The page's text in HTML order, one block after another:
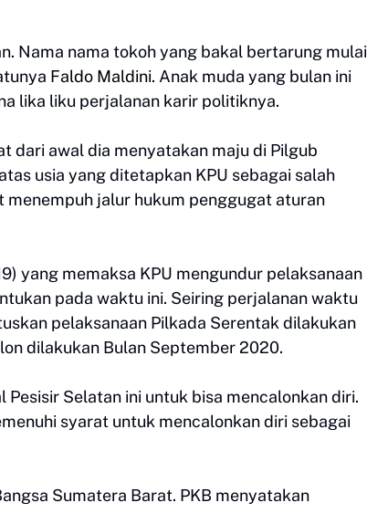
Nama nama tokoh yang bakal bertarung mulai
Faldo Maldini. Anak muda yang bulan ini
lika liku perjalanan karir politiknya.
dari awal dia menyatakan maju di Pilgub
usia yang ditetapkan KPU sebagai salah
jalur hukum penggugat aturan
yang memaksa KPU mengundur pelaksanaan
pada waktu ini. Seiring perjalanan waktu
pelaksanaan Pilkada Serentak dilakukan
dilakukan Bulan September 2020.
Selatan ini untuk bisa mencalonkan diri.
syarat untuk mencalonkan diri sebagai
Sumatera Barat. PKB menyatakan